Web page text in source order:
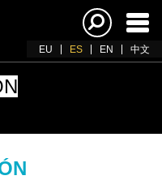
EU ES EN 中文